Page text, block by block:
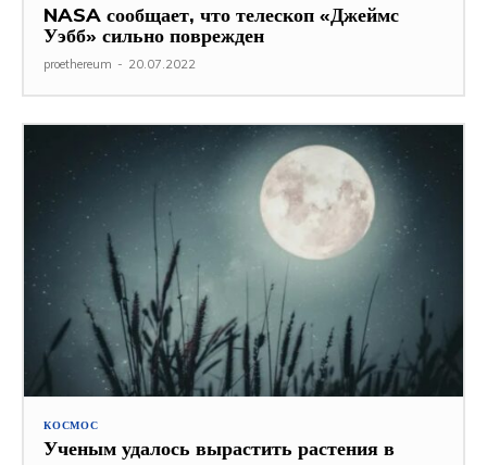
NASA сообщает, что телескоп «Джеймс
Уэбб» сильно поврежден
proethereum - 20.07.2022
КОСМОС
Ученым удалось вырастить растения в